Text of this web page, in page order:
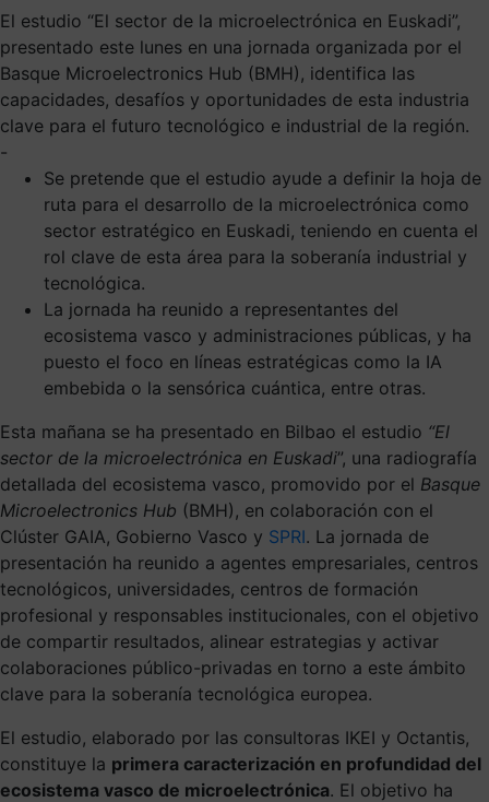
El estudio “El sector de la microelectrónica en Euskadi”,
presentado este lunes en una jornada organizada por el
Basque Microelectronics Hub (BMH), identifica las
capacidades, desafíos y oportunidades de esta industria
clave para el futuro tecnológico e industrial de la región.
-
Se pretende que el estudio ayude a definir la hoja de
ruta para el desarrollo de la microelectrónica como
sector estratégico en Euskadi, teniendo en cuenta el
rol clave de esta área para la soberanía industrial y
tecnológica.
La jornada ha reunido a representantes del
ecosistema vasco y administraciones públicas, y ha
puesto el foco en líneas estratégicas como la IA
embebida o la sensórica cuántica, entre otras.
Esta mañana se ha presentado en Bilbao el estudio “El
sector de la microelectrónica en Euskadi”, una radiografía
detallada del ecosistema vasco, promovido por el Basque
Microelectronics Hub (BMH), en colaboración con el
Clúster GAIA, Gobierno Vasco y SPRI. La jornada de
presentación ha reunido a agentes empresariales, centros
tecnológicos, universidades, centros de formación
profesional y responsables institucionales, con el objetivo
de compartir resultados, alinear estrategias y activar
colaboraciones público-privadas en torno a este ámbito
clave para la soberanía tecnológica europea.
El estudio, elaborado por las consultoras IKEI y Octantis,
constituye la primera caracterización en profundidad del
ecosistema vasco de microelectrónica. El objetivo ha